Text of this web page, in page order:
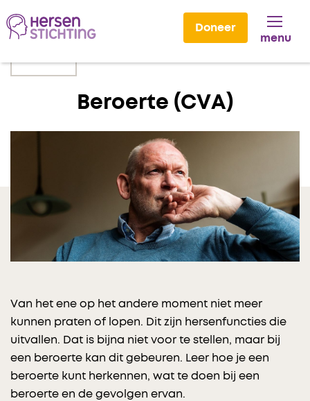
Doneer
menu
Beroerte (CVA)
Van het ene op het andere moment niet meer
kunnen praten of lopen. Dit zijn hersenfuncties die
uitvallen. Dat is bijna niet voor te stellen, maar bij
een beroerte kan dit gebeuren. Leer hoe je een
beroerte kunt herkennen, wat te doen bij een
beroerte en de gevolgen ervan.